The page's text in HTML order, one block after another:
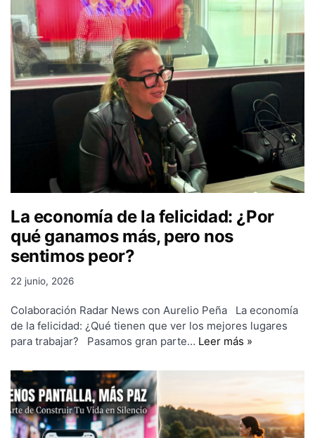
La economía de la felicidad: ¿Por
qué ganamos más, pero nos
sentimos peor?
22 junio, 2026
Colaboración Radar News con Aurelio Peña La economía
de la felicidad: ¿Qué tienen que ver los mejores lugares
para trabajar? Pasamos gran parte… Leer más »